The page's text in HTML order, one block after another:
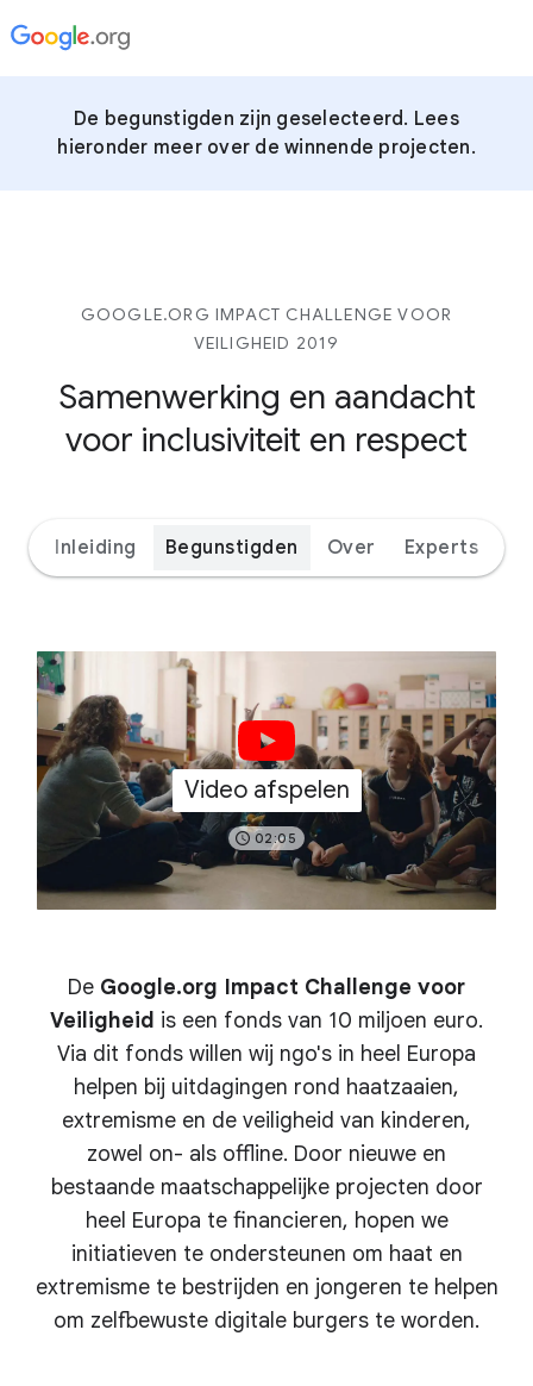
De begunstigden zijn geselecteerd. Lees
hieronder meer over de winnende projecten.
GOOGLE.ORG IMPACT CHALLENGE VOOR
VEILIGHEID 2019
Samenwerking en aandacht
voor inclusiviteit en respect
Inleiding Begunstigden Over Experts
Video afspelen
02:05
De Google.org Impact Challenge voor
Veiligheid is een fonds van 10 miljoen euro.
Via dit fonds willen wij ngo's in heel Europa
helpen bij uitdagingen rond haatzaaien,
extremisme en de veiligheid van kinderen,
zowel on- als offline. Door nieuwe en
bestaande maatschappelijke projecten door
heel Europa te financieren, hopen we
initiatieven te ondersteunen om haat en
extremisme te bestrijden en jongeren te helpen
om zelfbewuste digitale burgers te worden.